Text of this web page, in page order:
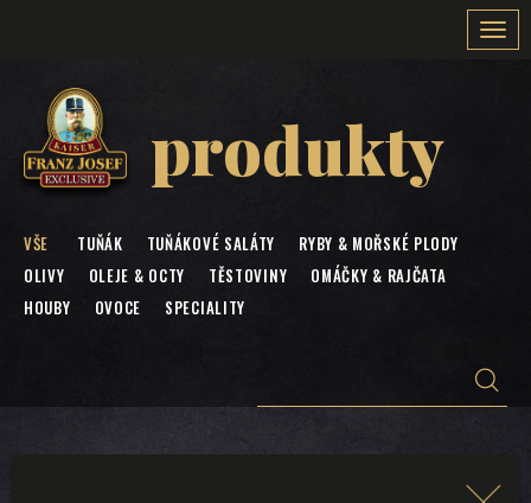
produkty
VŠE TUŇÁK TUŇÁKOVÉ SALÁTY
RYBY & MOŘSKÉ PLODY
OLIVY
OLEJE & OCTY TĚSTOVINY
OMÁČKY & RAJČATA
HOUBY
OVOCE SPECIALITY